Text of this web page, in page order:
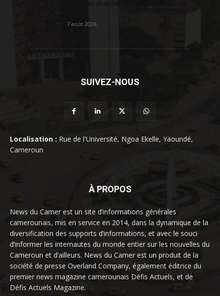
7 août 2026
SUIVEZ-NOUS
Localisation : Rue de l'Université, Ngoa Ekelle, Yaoundé,
Cameroun
À PROPOS
News du Camer est un site d’informations générales
camerounais, mis en service en 2014, dans la dynamique de la
diversification des supports d’informations, et avec le souci
d’informer les internautes du monde entier sur les nouvelles du
Cameroun et d’ailleurs. News du Camer est un produit de la
société de presse Overland Company, également éditrice du
premier news magazine camerounais Défis Actuels, et de
Défis Actuels Magazine.